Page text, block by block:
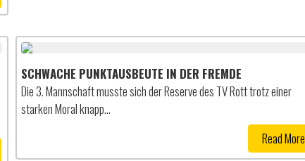
SCHWACHE PUNKTAUSBEUTE IN DER FREMDE
Die 3. Mannschaft musste sich der Reserve des TV Rott trotz einer
starken Moral knapp…
Read More